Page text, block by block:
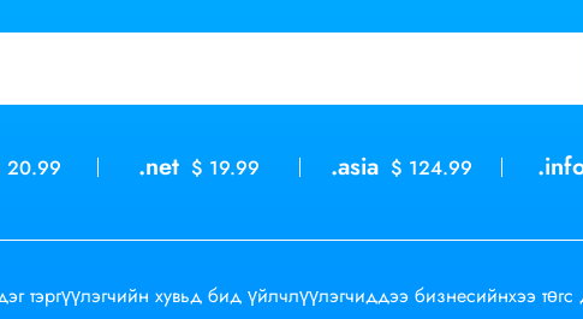
20.99 .net $ 19.99 .asia $ 124.99
тэргүүлэгчийн хувьд бид үйлчлүүлэгчиддээ бизнесийнхээ